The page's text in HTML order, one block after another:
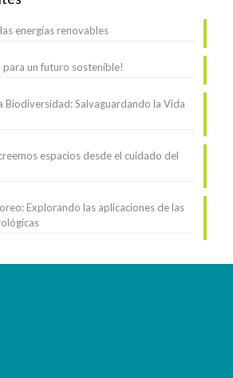
energías renovables
para un futuro sostenible!
Biodiversidad: Salvaguardando la Vida
espacios desde el cuidado del
Explorando las aplicaciones de las